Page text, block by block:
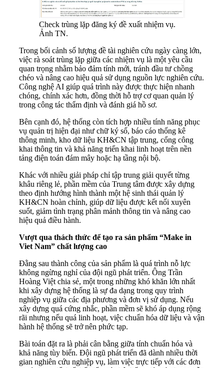
Check trùng lặp đăng ký đề xuất nhiệm vụ.
Ảnh TN.
Trong bối cảnh số lượng đề tài nghiên cứu ngày càng lớn,
việc rà soát trùng lặp giữa các nhiệm vụ là một yêu cầu
quan trọng nhằm bảo đảm tính mới, tránh đầu tư chồng
chéo và nâng cao hiệu quả sử dụng nguồn lực nghiên cứu.
Công nghệ AI giúp quá trình này được thực hiện nhanh
chóng, chính xác hơn, đồng thời hỗ trợ cơ quan quản lý
trong công tác thẩm định và đánh giá hồ sơ.
Bên cạnh đó, hệ thống còn tích hợp nhiều tính năng phục
vụ quản trị hiện đại như chữ ký số, báo cáo thống kê
thông minh, kho dữ liệu KH&CN tập trung, cổng công
khai thông tin và khả năng triển khai linh hoạt trên nền
tảng điện toán đám mây hoặc hạ tầng nội bộ.
Khác với nhiều giải pháp chỉ tập trung giải quyết từng
khâu riêng lẻ, phần mềm của Trung tâm được xây dựng
theo định hướng hình thành một hệ sinh thái quản lý
KH&CN hoàn chỉnh, giúp dữ liệu được kết nối xuyên
suốt, giảm tình trạng phân mảnh thông tin và nâng cao
hiệu quả điều hành.
Vượt qua thách thức để tạo ra sản phẩm “Make in
Viet Nam” chất lượng cao
Đằng sau thành công của sản phẩm là quá trình nỗ lực
không ngừng nghỉ của đội ngũ phát triển. Ông Trần
Hoàng Việt chia sẻ, một trong những khó khăn lớn nhất
khi xây dựng hệ thống là sự đa dạng trong quy trình
nghiệp vụ giữa các địa phương và đơn vị sử dụng. Nếu
xây dựng quá cứng nhắc, phần mềm sẽ khó áp dụng rộng
rãi nhưng nếu quá linh hoạt, việc chuẩn hóa dữ liệu và vận
hành hệ thống sẽ trở nên phức tạp.
Bài toán đặt ra là phải cân bằng giữa tính chuẩn hóa và
khả năng tùy biến. Đội ngũ phát triển đã dành nhiều thời
gian nghiên cứu nghiệp vụ, làm việc trực tiếp với các đơn